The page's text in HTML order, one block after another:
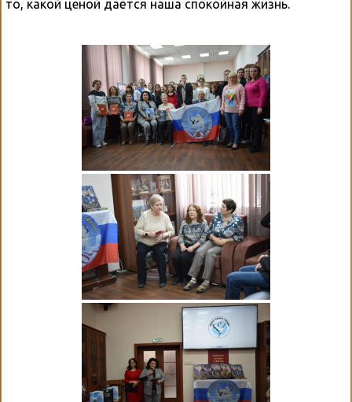
то, какой ценой даётся наша спокойная жизнь.